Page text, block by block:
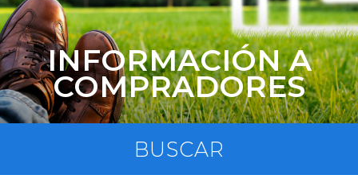
INFORMACIÓN A
COMPRADORES
BUSCAR